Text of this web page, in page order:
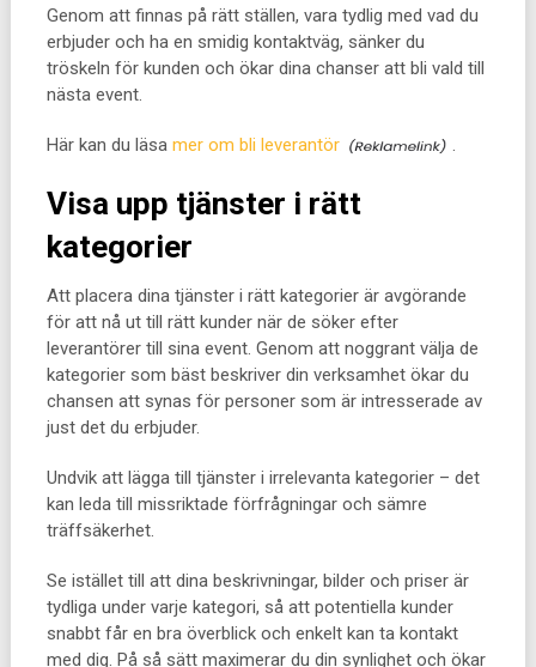
Genom att finnas på rätt ställen, vara tydlig med vad du
erbjuder och ha en smidig kontaktväg, sänker du
tröskeln för kunden och ökar dina chanser att bli vald till
nästa event.
Här kan du läsa mer om bli leverantör .
Visa upp tjänster i rätt
kategorier
Att placera dina tjänster i rätt kategorier är avgörande
för att nå ut till rätt kunder när de söker efter
leverantörer till sina event. Genom att noggrant välja de
kategorier som bäst beskriver din verksamhet ökar du
chansen att synas för personer som är intresserade av
just det du erbjuder.
Undvik att lägga till tjänster i irrelevanta kategorier – det
kan leda till missriktade förfrågningar och sämre
träffsäkerhet.
Se istället till att dina beskrivningar, bilder och priser är
tydliga under varje kategori, så att potentiella kunder
snabbt får en bra överblick och enkelt kan ta kontakt
med dig. På så sätt maximerar du din synlighet och ökar